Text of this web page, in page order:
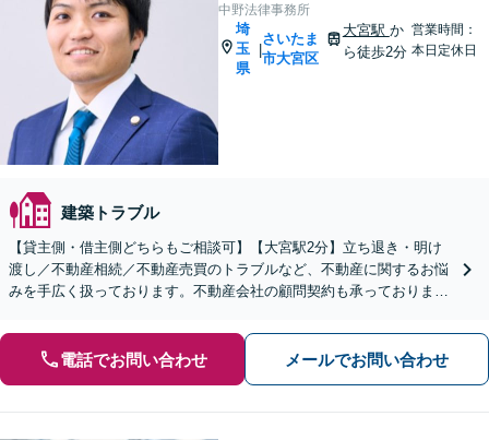
中野法律事務所
埼
玉
県
|
さいたま
市大宮区
大宮駅 か
ら徒歩2分
営業時間：
本日定休日
建築トラブル
【貸主側・借主側どちらもご相談可】【大宮駅2分】立ち退き・明け
渡し／不動産相続／不動産売買のトラブルなど、不動産に関するお悩
みを手広く扱っております。不動産会社の顧問契約も承っておりま
電話でお問い合わせ メールでお問い合わせ